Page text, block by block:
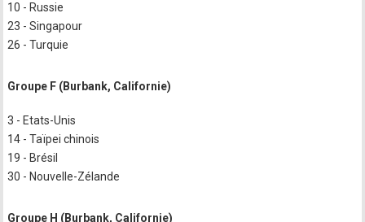
10 - Russie
23 - Singapour
26 - Turquie
Groupe F (Burbank, Californie)
3 - Etats-Unis
14 - Taïpei chinois
19 - Brésil
30 - Nouvelle-Zélande
Groupe H (Burbank, Californie)